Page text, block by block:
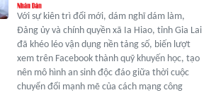
Với sự kiên trì đổi mới, dám nghĩ dám làm,
Đảng ủy và chính quyền xã Ia Hiao, tỉnh Gia Lai
đã khéo léo vận dụng nền tảng số, biến lượt
xem trên Facebook thành quỹ khuyến học, tạo
nên mô hình an sinh độc đáo giữa thời cuộc
chuyển đổi mạnh mẽ của cách mạng công